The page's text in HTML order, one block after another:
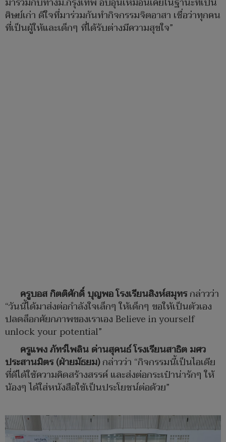
ศิษย์เก่า ดีใจที่มาร่วมกันทำกิจกรรมจิตอาสา เชื่อว่าทุกคน
ที่เป็นผู้ให้และเด็กๆ ที่ได้รับต่างมีความสุขใจ”
ครูบอส กิตติศักดิ์ บุญพอ โรงเรียนสิงห์สมุทรกล่าวว่า
“วันนี้ได้มาส่งต่อกำลังใจเล็กๆ ให้เด็กๆ ขอให้เป็นตัวเอง
ปลดล็อกศัยกภาพของเราเอง Believe in yourself
unlock your potential”
ครูแพง ภัทร์ไพลิน ด่านสุคนธ์ โรงเรียนสาธิต มศว
ประสานมิตร (ฝ่ายมัธยม)กล่าวว่า “กิจกรรมนี้เป็นไอเดีย
ที่ดีได้ใช้ความคิดสร้างสรรค์ และส่งต่อกระเป๋าน่ารักๆ ให้
น้องๆ ได้ใส่หนังสือใช้เป็นประโยชน์ต่อด้วย”